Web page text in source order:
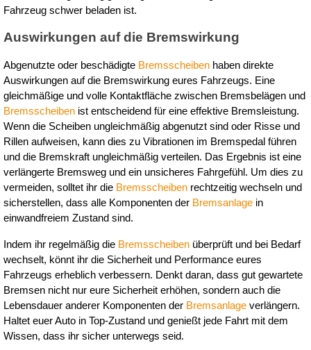
Fahrzeug schwer beladen ist.
Auswirkungen auf die Bremswirkung
Abgenutzte oder beschädigte Bremsscheiben haben direkte
Auswirkungen auf die Bremswirkung eures Fahrzeugs. Eine
Bremsscheiben ist entscheidend für eine effektive Bremsleistung.
Wenn die Scheiben ungleichmäßig abgenutzt sind oder Risse und
Rillen aufweisen, kann dies zu Vibrationen im Bremspedal führen
und die Bremskraft ungleichmäßig verteilen. Das Ergebnis ist eine
verlängerte Bremsweg und ein unsicheres Fahrgefühl. Um dies zu
vermeiden, solltet ihr die Bremsscheiben rechtzeitig wechseln und
sicherstellen, dass alle Komponenten der Bremsanlage in
einwandfreiem Zustand sind.
Indem ihr regelmäßig die Bremsscheiben überprüft und bei Bedarf
wechselt, könnt ihr die Sicherheit und Performance eures
Fahrzeugs erheblich verbessern. Denkt daran, dass gut gewartete
Bremsen nicht nur eure Sicherheit erhöhen, sondern auch die
Lebensdauer anderer Komponenten der Bremsanlage verlängern.
Haltet euer Auto in Top-Zustand und genießt jede Fahrt mit dem
Wissen, dass ihr sicher unterwegs seid.